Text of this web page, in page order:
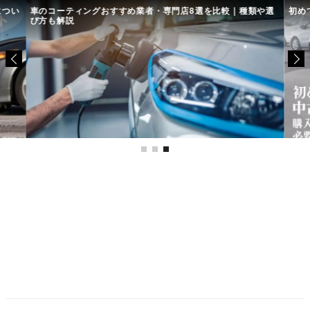
い 車のコーティングおすすめ業者・専門店8選を比較｜種類や選
び方も解説
初め